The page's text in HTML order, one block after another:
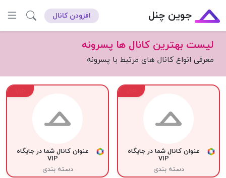
جوین چنل افزودن کانال
لیست بهترین کانال ها پسرونه
معرفی انواع کانال های مرتبط با پسرونه
عنوان کانال شما در جایگاه
VIP
دسته بندی
عنوان کانال شما در جایگاه
VIP
دسته بندی